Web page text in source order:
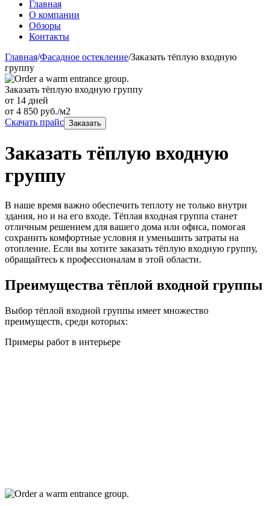
Главная
О компании
Обзоры
Контакты
Главная/Фасадное остекление/Заказать тёплую входную
группу
Заказать тёплую входную группу
от 14 дней
от 4 850 руб./м2
Скачать прайс Заказать
Заказать тёплую входную
группу
В наше время важно обеспечить теплоту не только внутри
здания, но и на его входе. Тёплая входная группа станет
отличным решением для вашего дома или офиса, помогая
сохранить комфортные условия и уменьшить затраты на
отопление. Если вы хотите заказать тёплую входную группу,
обращайтесь к профессионалам в этой области.
Преимущества тёплой входной группы
Выбор тёплой входной группы имеет множество
преимуществ, среди которых:
Примеры работ в интерьере